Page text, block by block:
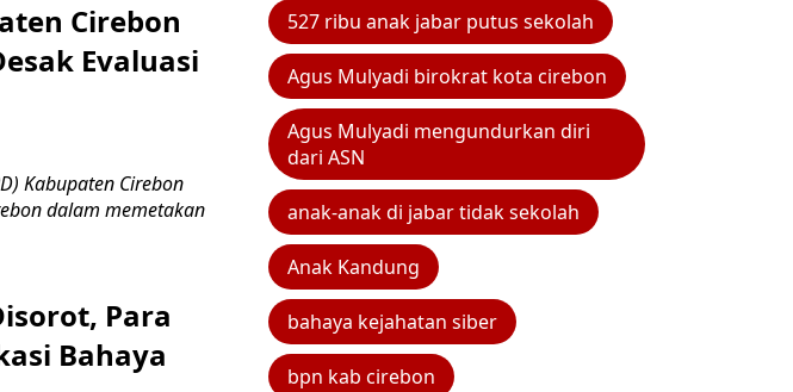
Cirebon
Evaluasi
Kabupaten Cirebon
dalam memetakan
Para
Bahaya
527 ribu anak jabar putus sekolah
Agus Mulyadi birokrat kota cirebon
Agus Mulyadi mengundurkan diri
dari ASN
anak-anak di jabar tidak sekolah
Anak Kandung
bahaya kejahatan siber
bpn kab cirebon